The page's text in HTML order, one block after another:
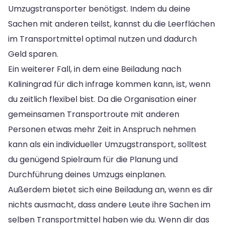
Umzugstransporter benötigst. Indem du deine
Sachen mit anderen teilst, kannst du die Leerflächen
im Transportmittel optimal nutzen und dadurch
Geld sparen.
Ein weiterer Fall, in dem eine Beiladung nach
Kaliningrad für dich infrage kommen kann, ist, wenn
du zeitlich flexibel bist. Da die Organisation einer
gemeinsamen Transportroute mit anderen
Personen etwas mehr Zeit in Anspruch nehmen
kann als ein individueller Umzugstransport, solltest
du genügend Spielraum für die Planung und
Durchführung deines Umzugs einplanen.
Außerdem bietet sich eine Beiladung an, wenn es dir
nichts ausmacht, dass andere Leute ihre Sachen im
selben Transportmittel haben wie du. Wenn dir das